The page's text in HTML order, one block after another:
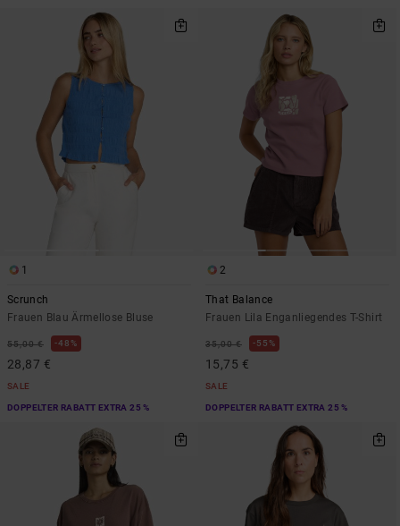
1
Scrunch
Frauen Blau Ärmellose Bluse
55,00 € 48%
28,87 €
SALE
DOPPELTER RABATT EXTRA 25 %
2
That Balance
Frauen Lila Enganliegendes T-Shirt
35,00 € 55%
15,75 €
SALE
DOPPELTER RABATT EXTRA 25 %